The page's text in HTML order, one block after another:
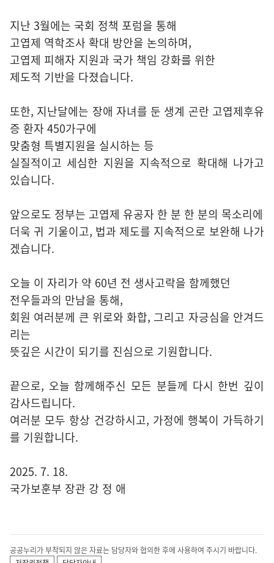
지난 3월에는 국회 정책 포럼을 통해
고엽제 역학조사 확대 방안을 논의하며,
고엽제 피해자 지원과 국가 책임 강화를 위한
제도적 기반을 다졌습니다.
또한, 지난달에는 장애 자녀를 둔 생계 곤란 고엽제후유
증 환자 450가구에
맞춤형 특별지원을 실시하는 등
실질적이고 세심한 지원을 지속적으로 확대해 나가고
있습니다.
앞으로도 정부는 고엽제 유공자 한 분 한 분의 목소리에
더욱 귀 기울이고, 법과 제도를 지속적으로 보완해 나가
겠습니다.
오늘 이 자리가 약 60년 전 생사고락을 함께했던
전우들과의 만남을 통해,
회원 여러분께 큰 위로와 화합, 그리고 자긍심을 안겨드
리는
뜻깊은 시간이 되기를 진심으로 기원합니다.
끝으로, 오늘 함께해주신 모든 분들께 다시 한번 깊이
감사드립니다.
여러분 모두 항상 건강하시고, 가정에 행복이 가득하기
를 기원합니다.
2025. 7. 18.
국가보훈부 장관 강 정 애
공공누리가 부착되지 않은 자료는 담당자와 협의한 후에 사용하여 주시기 바랍니다.